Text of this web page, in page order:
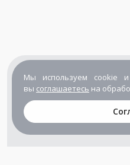
Мы используем cookie и
вы соглашаетесь на